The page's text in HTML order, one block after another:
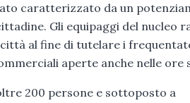
caratterizzato da un
Gli equipaggi del nucleo
al fine di tutelare i
aperte anche nelle ore
200 persone e sottoposto a